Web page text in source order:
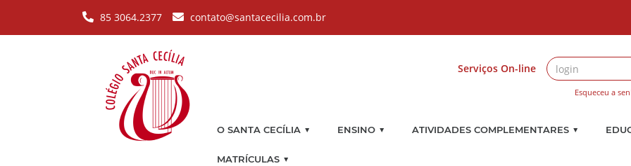
85 3064.2377 contato@santacecilia.com.br
Serviços On-line
Esqueceu a
O SANTA CECÍLIA ▼ ENSINO ▼ ATIVIDADES COMPLEMENTARES ▼
MATRÍCULAS ▼